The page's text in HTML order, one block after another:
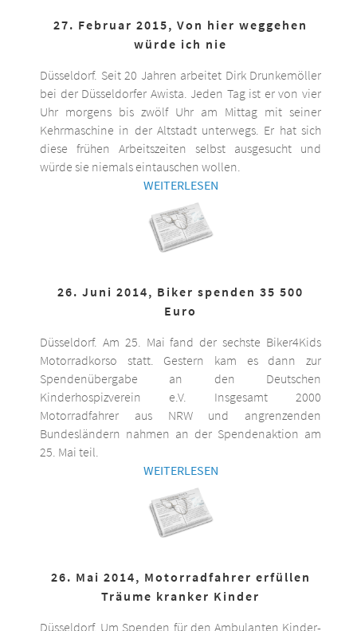
27. Februar 2015, Von hier weggehen
würde ich nie
Düsseldorf. Seit 20 Jahren arbeitet Dirk Drunkemöller
bei der Düsseldorfer Awista. Jeden Tag ist er von vier
Uhr morgens bis zwölf Uhr am Mittag mit seiner
Kehrmaschine in der Altstadt unterwegs. Er hat sich
diese frühen Arbeitszeiten selbst ausgesucht und
würde sie niemals eintauschen wollen.
WEITERLESEN
26. Juni 2014, Biker spenden 35 500
Euro
Düsseldorf. Am 25. Mai fand der sechste Biker4Kids
Motorradkorso statt. Gestern kam es dann zur
Spendenübergabe an den Deutschen
Kinderhospizverein e.V. Insgesamt 2000
Motorradfahrer aus NRW und angrenzenden
Bundesländern nahmen an der Spendenaktion am
25. Mai teil.
WEITERLESEN
26. Mai 2014, Motorradfahrer erfüllen
Träume kranker Kinder
Düsseldorf. Um Spenden für den Ambulanten Kinder-